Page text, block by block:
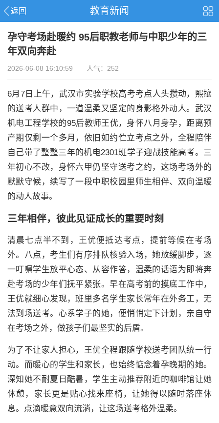
返回 教育新闻
孕守考场赴暖约 95后职教老师与中职少年的三
年双向奔赴
2026-06-08 16:10:59 人气：252
6月7日上午，武汉市实验学校高考考点人头攒动，熙攘
的送考人群中，一道温柔又坚定的身影格外动人。武汉
机电工程学校的95后教师王优，身怀八月身孕，距离预
产期仅剩一个多月，依旧如约伫立考点之外，全程陪伴
自己带了整整三年的机电2301班学子迎战技能高考。三
年初心不改，身怀六甲仍坚守送考之约，这场考场外的
默默守候，续写了一段中职校园里师生相伴、双向温暖
的动人故事。
三年相伴，彼此见证成长的重要时刻
清晨七点半不到，王优便抵达考点，提前等候在考场
外。八点，考生们有序排队核验入场，她放缓脚步，逐
一叮嘱学生放平心态、从容作答，温柔的话语为即将奔
赴考场的少年们抚平紧张。早在高考前的摸底工作中，
王优就细心发现，班里多名学生家长常年在外务工，无
法到场送考。心系学子的她，便悄悄定下计划，亲自守
在考场之外，做孩子们最坚实的后盾。
为了不让家人担心，王优全程跟随学校送考团队统一行
动。而暖心的学生和家长，也始终惦念着孕晚期的她。
深知她不耐夏日酷暑，学生主动推荐附近的咖啡馆让她
休憩，家长更是贴心找来座椅，让她得以随时落座休
息。点滴暖意双向流淌，让这场送考格外温柔。